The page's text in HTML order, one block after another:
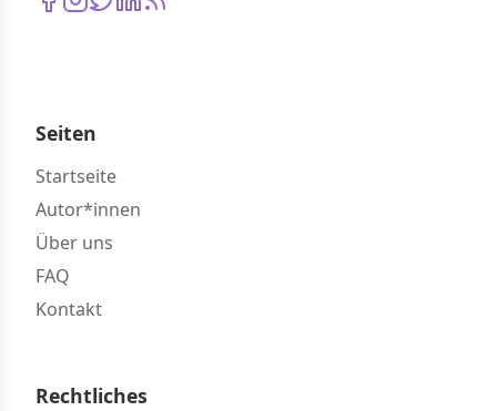
Seiten
Startseite
Autor*innen
Über uns
FAQ
Kontakt
Rechtliches